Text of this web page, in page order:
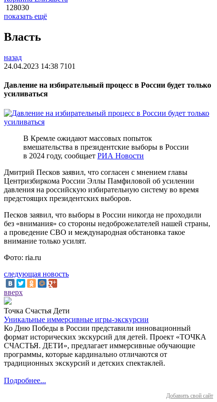
128030
показать ещё
Власть
назад
24.04.2023 14:38 7101
Давление на избирательный процесс в России будет только
усиливаться
В Кремле ожидают массовых попыток
вмешательства в президентские выборы в России
в 2024 году, сообщает РИА Новости
Дмитрий Песков заявил, что согласен с мнением главы
Центризбиркома России Эллы Памфиловой об усилении
давления на российскую избирательную систему во время
предстоящих президентских выборов.
Песков заявил, что выборы в России никогда не проходили
без «внимания» со стороны недоброжелателей нашей страны,
а проведение СВО и международная обстановка такое
внимание только усилят.
Фото: ria.ru
следующая новость
вверх
Точка Счастья Дети
Уникальные иммерсивные игры-экскурсии
Ко Дню Победы в России представили инновационный
формат исторических экскурсий для детей. Проект «ТОЧКА
СЧАСТЬЯ. ДЕТИ», предлагает иммерсивные обучающие
программы, которые кардинально отличаются от
традиционных экскурсий и детских спектаклей.
Подробнее...
Добавить свой сайт